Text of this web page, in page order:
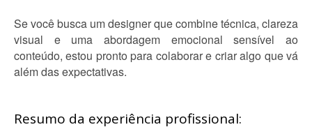
Se você busca um designer que combine técnica, clareza
visual e uma abordagem emocional sensível ao
conteúdo, estou pronto para colaborar e criar algo que vá
além das expectativas.
Resumo da experiência profissional: